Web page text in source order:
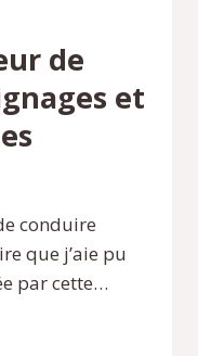
de
et
conduire
que j’aie pu
par cette…